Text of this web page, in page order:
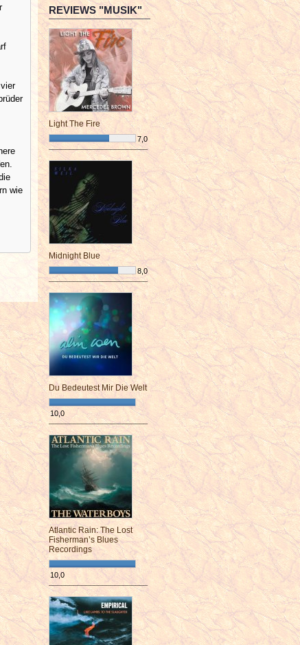
wie
REVIEWS "MUSIK"
Light The Fire
7,0
¯¯¯¯¯¯¯¯¯¯¯¯¯¯¯¯¯¯¯¯¯¯¯¯
Midnight Blue
8,0
¯¯¯¯¯¯¯¯¯¯¯¯¯¯¯¯¯¯¯¯¯¯¯¯
Du Bedeutest Mir Die Welt
10,0
¯¯¯¯¯¯¯¯¯¯¯¯¯¯¯¯¯¯¯¯¯¯¯¯
Atlantic Rain: The Lost
Fisherman’s Blues
Recordings
10,0
¯¯¯¯¯¯¯¯¯¯¯¯¯¯¯¯¯¯¯¯¯¯¯¯